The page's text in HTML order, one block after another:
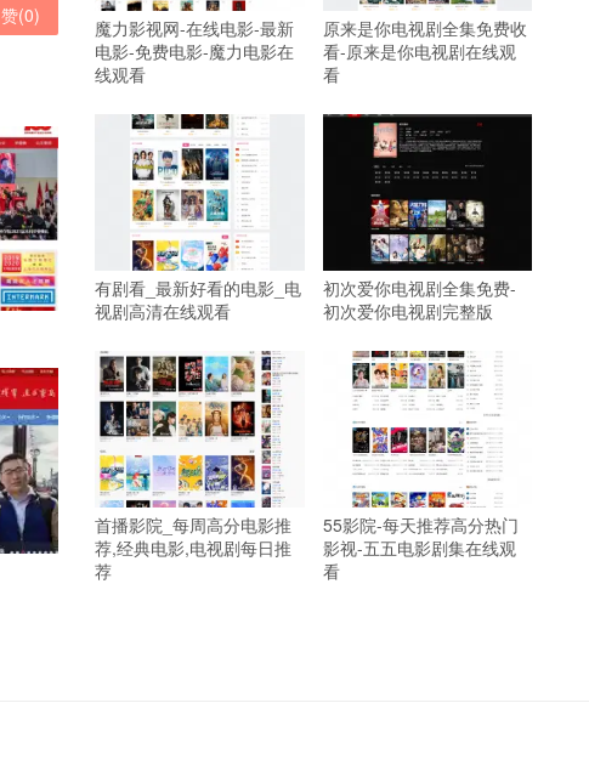
赞(0)
魔力影视网-在线电影-最新
电影-免费电影-魔力电影在
线观看
原来是你电视剧全集免费收
看-原来是你电视剧在线观
看
有剧看_最新好看的电影_电
视剧高清在线观看
初次爱你电视剧全集免费-
初次爱你电视剧完整版
首播影院_每周高分电影推
荐,经典电影,电视剧每日推
荐
55影院-每天推荐高分热门
影视-五五电影剧集在线观
看